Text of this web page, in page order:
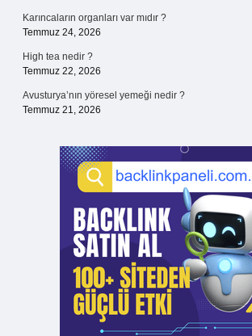
Karıncaların organları var mıdır ?
Temmuz 24, 2026
High tea nedir ?
Temmuz 22, 2026
Avusturya’nın yöresel yemeği nedir ?
Temmuz 21, 2026